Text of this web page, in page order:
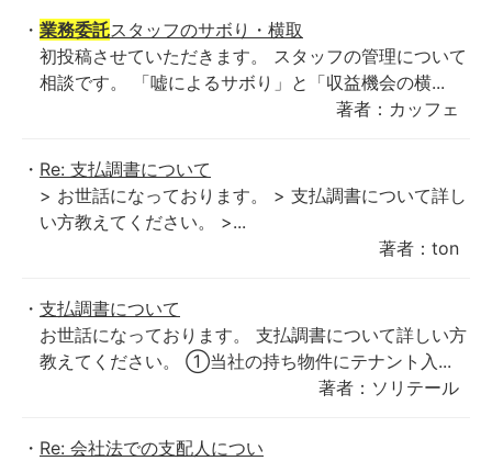
業務委託スタッフのサボり・横取
初投稿させていただきます。 スタッフの管理について
相談です。 「嘘によるサボり」と「収益機会の横...
著者：カッフェ
Re: 支払調書について
> お世話になっております。 > 支払調書について詳し
い方教えてください。 >...
著者：ton
支払調書について
お世話になっております。 支払調書について詳しい方
教えてください。 ①当社の持ち物件にテナント入...
著者：ソリテール
Re: 会社法での支配人につい